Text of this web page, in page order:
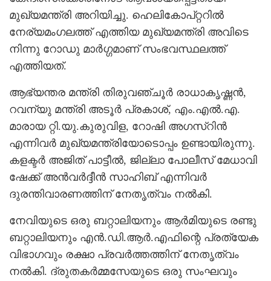
മുഖ്യമന്ത്രി അറിയിച്ചു. ഹെലികോപ്റ്ററില്‍
നേര്യമംഗലത്ത് എത്തിയ മുഖ്യമന്ത്രി അവിടെ
നിന്നു റോഡു മാര്‍ഗ്ഗമാണ് സംഭവസ്ഥലത്ത്
എത്തിയത്.
ആഭ്യന്തര മന്ത്രി തിരുവഞ്ചൂര്‍ രാധാകൃഷ്ണന്‍,
റവന്യു മന്ത്രി അടൂര്‍ പ്രകാശ്, എം.എല്‍.എ.
മാരായ റ്റി.യു.കുരുവിള, റോഷി അഗസ്റിന്‍
എന്നിവര്‍ മുഖ്യമന്ത്രിയോടൊപ്പം ഉണ്ടായിരുന്നു.
കളക്ടര്‍ അജിത് പാട്ടീല്‍, ജില്ലാ പോലീസ് മേധാവി
ഷേക്ക് അന്‍വര്‍ദ്ദീന്‍ സാഹിബ് എന്നിവര്‍
ദുരന്തിവാരണത്തിന് നേതൃത്വം നല്‍കി.
നേവിയുടെ ഒരു ബറ്റാലിയനും ആര്‍മിയുടെ രണ്ടു
ബറ്റാലിയനും എന്‍.ഡി.ആര്‍.എഫിന്റെ പ്രത്യേക
വിഭാഗവും രക്ഷാ പ്രവര്‍ത്തത്തിന് നേതൃത്വം
നല്‍കി. ദ്രുതകര്‍മ്മസേയുടെ ഒരു സംഘവും